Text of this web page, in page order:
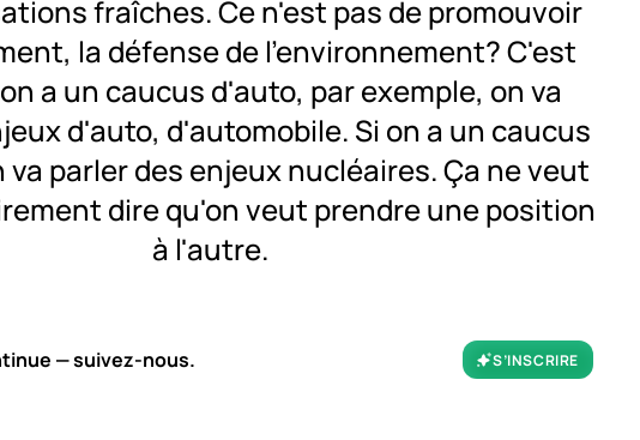
fraîches. Ce n'est pas de promouvoir
la défense de l'environnement? C'est
a un caucus d'auto, par exemple, on va
d'auto, d'automobile. Si on a un caucus
parler des enjeux nucléaires. Ça ne veut
dire qu'on veut prendre une position
à l'autre.
— suivez-nous. S’INSCRIRE